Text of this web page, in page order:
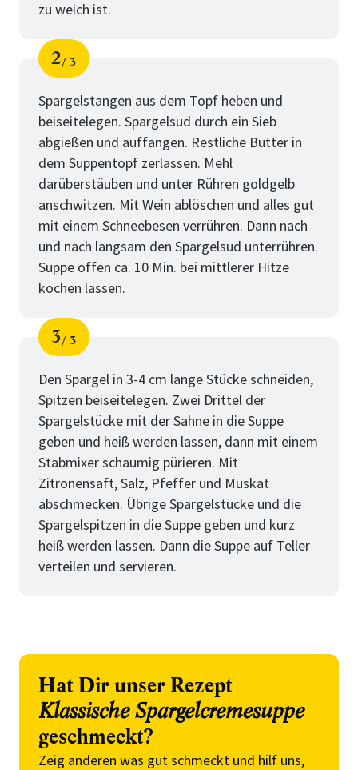
zu weich ist.
Schritt
2
von
3
Spargelstangen aus dem Topf heben und
beiseitelegen. Spargelsud durch ein Sieb
abgießen und auffangen. Restliche Butter in
dem Suppentopf zerlassen. Mehl
darüberstäuben und unter Rühren goldgelb
anschwitzen. Mit Wein ablöschen und alles gut
mit einem Schneebesen verrühren. Dann nach
und nach langsam den Spargelsud unterrühren.
Suppe offen ca. 10 Min. bei mittlerer Hitze
kochen lassen.
Schritt
3
von
3
Den Spargel in 3-4 cm lange Stücke schneiden,
Spitzen beiseitelegen. Zwei Drittel der
Spargelstücke mit der Sahne in die Suppe
geben und heiß werden lassen, dann mit einem
Stabmixer schaumig pürieren. Mit
Zitronensaft, Salz, Pfeffer und Muskat
abschmecken. Übrige Spargelstücke und die
Spargelspitzen in die Suppe geben und kurz
heiß werden lassen. Dann die Suppe auf Teller
verteilen und servieren.
Hat Dir unser Rezept
Klassische Spargelcremesuppe
geschmeckt?
Zeig anderen was gut schmeckt und hilf uns,